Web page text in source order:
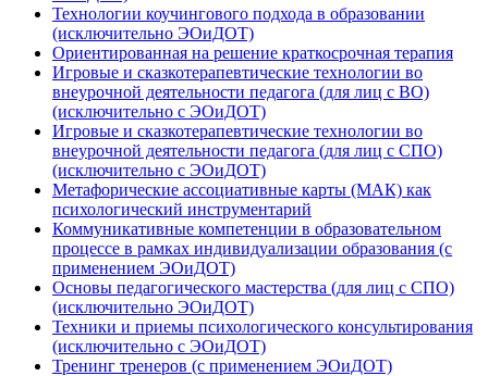
Технологии коучингового подхода в образовании
(исключительно ЭОиДОТ)
Ориентированная на решение краткосрочная терапия
Игровые и сказкотерапевтические технологии во
внеурочной деятельности педагога (для лиц с ВО)
(исключительно с ЭОиДОТ)
Игровые и сказкотерапевтические технологии во
внеурочной деятельности педагога (для лиц с СПО)
(исключительно с ЭОиДОТ)
Метафорические ассоциативные карты (МАК) как
психологический инструментарий
Коммуникативные компетенции в образовательном
процессе в рамках индивидуализации образования (с
применением ЭОиДОТ)
Основы педагогического мастерства (для лиц с СПО)
(исключительно ЭОиДОТ)
Техники и приемы психологического консультирования
(исключительно с ЭОиДОТ)
Тренинг тренеров (с применением ЭОиДОТ)